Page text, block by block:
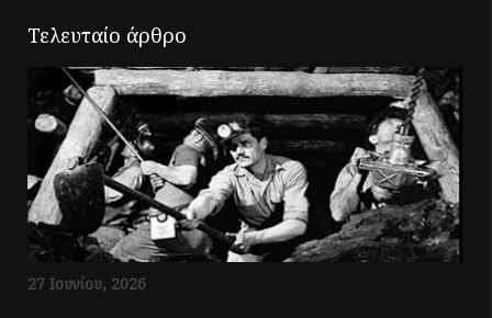
Τελευταίο άρθρο
27 Ιουνίου, 2026